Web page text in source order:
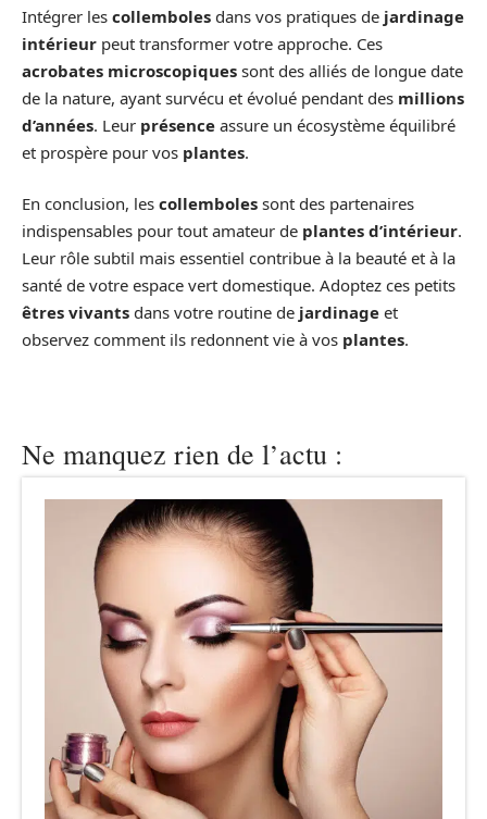
Intégrer les collemboles dans vos pratiques de jardinage
intérieur peut transformer votre approche. Ces
acrobates microscopiques sont des alliés de longue date
de la nature, ayant survécu et évolué pendant des millions
d’années. Leur présence assure un écosystème équilibré
et prospère pour vos plantes.
En conclusion, les collemboles sont des partenaires
indispensables pour tout amateur de plantes d’intérieur.
Leur rôle subtil mais essentiel contribue à la beauté et à la
santé de votre espace vert domestique. Adoptez ces petits
êtres vivants dans votre routine de jardinage et
observez comment ils redonnent vie à vos plantes.
Ne manquez rien de l’actu :